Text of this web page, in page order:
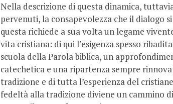
Nella descrizione di questa dinamica,
pervenuti, la consapevolezza che il dialogo
questa richiede a sua volta un legame
vita cristiana: di qui l’esigenza spesso
scuola della Parola biblica, un
catechetica e una ripartenza sempre
tradizione e di tutta l’esperienza del
fedeltà alla tradizione diviene un cammino